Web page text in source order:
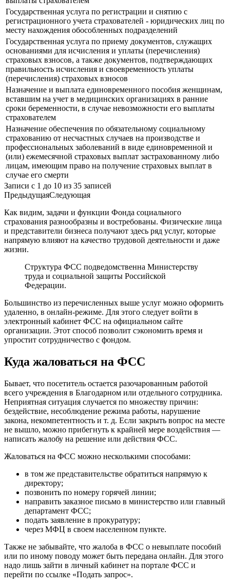
Государственная услуга по регистрации и снятию с
регистрационного учета страхователей - юридических лиц по
месту нахождения обособленных подразделений
Государственная услуга по приему документов, служащих
основаниями для исчисления и уплаты (перечисления)
страховых взносов, а также документов, подтверждающих
правильность исчисления и своевременность уплаты
(перечисления) страховых взносов
Назначение и выплата единовременного пособия женщинам,
вставшим на учет в медицинских организациях в ранние
сроки беременности, в случае невозможности его выплаты
страхователем
Назначение обеспечения по обязательному социальному
страхованию от несчастных случаев на производстве и
профессиональных заболеваний в виде единовременной и
(или) ежемесячной страховых выплат застрахованному либо
лицам, имеющим право на получение страховых выплат в
случае его смерти
Записи с 1 до 10 из 35 записей
ПредыдущаяСледующая
Как видим, задачи и функции Фонда социального
страхования разнообразны и востребованы. Физические лица
и представители бизнеса получают здесь ряд услуг, которые
напрямую влияют на качество трудовой деятельности и даже
жизни.
Структура ФСС подведомственна Министерству
труда и социальной защиты Российской
Федерации.
Большинство из перечисленных выше услуг можно оформить
удаленно, в онлайн-режиме. Для этого следует войти в
электронный кабинет ФСС на официальном сайте
организации. Этот способ позволит сэкономить время и
упростит сотрудничество с фондом.
Куда жаловаться на ФСС
Бывает, что посетитель остается разочарованным работой
всего учреждения в Благодарном или отдельного сотрудника.
Неприятная ситуация случается по множеству причин:
бездействие, несоблюдение режима работы, нарушение
закона, некомпетентность и т. д. Если закрыть вопрос на месте
не вышло, можно прибегнуть к крайней мере воздействия —
написать жалобу на решение или действия ФСС.
Жаловаться на ФСС можно несколькими способами:
в том же представительстве обратиться напрямую к
директору;
позвонить по номеру горячей линии;
направить заказное письмо в министерство или главный
департамент ФСС;
подать заявление в прокуратуру;
через МФЦ в своем населенном пункте.
Также не забывайте, что жалоба в ФСС о невыплате пособий
или по иному поводу может быть передана онлайн. Для этого
надо лишь зайти в личный кабинет на портале ФСС и
перейти по ссылке «Подать запрос».